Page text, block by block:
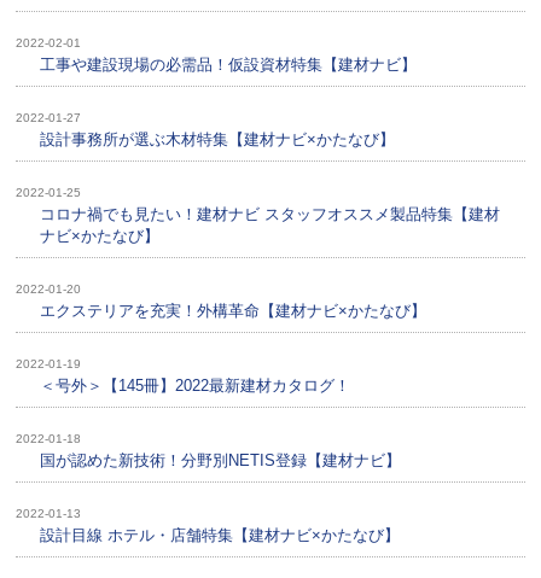
2022-02-01
工事や建設現場の必需品！仮設資材特集【建材ナビ】
2022-01-27
設計事務所が選ぶ木材特集【建材ナビ×かたなび】
2022-01-25
コロナ禍でも見たい！建材ナビ スタッフオススメ製品特集【建材
ナビ×かたなび】
2022-01-20
エクステリアを充実！外構革命【建材ナビ×かたなび】
2022-01-19
＜号外＞【145冊】2022最新建材カタログ！
2022-01-18
国が認めた新技術！分野別NETIS登録【建材ナビ】
2022-01-13
設計目線 ホテル・店舗特集【建材ナビ×かたなび】